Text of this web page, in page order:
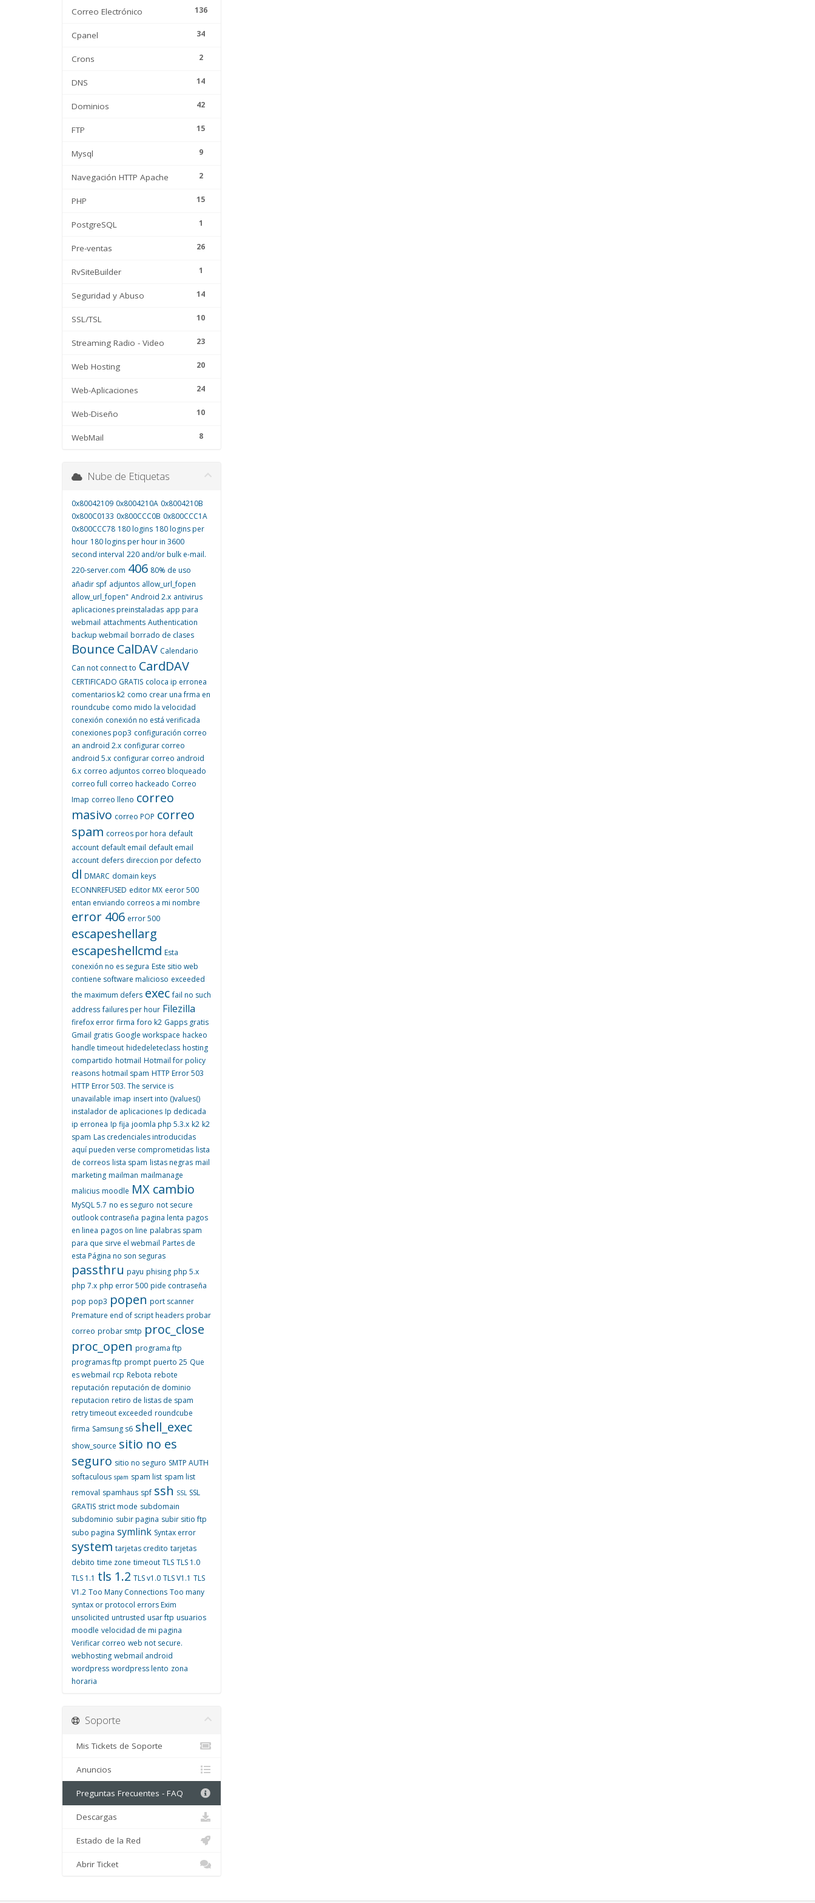
136
Correo Electrónico
34
Cpanel
2
Crons
14
DNS
42
Dominios
15
FTP
9
Mysql
2
Navegación HTTP Apache
15
PHP
1
PostgreSQL
26
Pre-ventas
1
RvSiteBuilder
14
Seguridad y Abuso
10
SSL/TSL
23
Streaming Radio - Video
20
Web Hosting
24
Web-Aplicaciones
10
Web-Diseño
8
WebMail
Nube de Etiquetas
0x80042109 0x8004210A 0x8004210B
0x800C0133 0x800CCC0B 0x800CCC1A
0x800CCC78 180 logins 180 logins per
hour 180 logins per hour in 3600
second interval 220 and/or bulk e-mail.
220-server.com 406 80% de uso
añadir spf adjuntos allow_url_fopen
allow_url_fopen" Android 2.x antivirus
aplicaciones preinstaladas app para
webmail attachments Authentication
backup webmail borrado de clases
Bounce CalDAV Calendario
Can not connect to CardDAV
CERTIFICADO GRATIS coloca ip erronea
comentarios k2 como crear una frma en
roundcube como mido la velocidad
conexión conexión no está verificada
conexiones pop3 configuración correo
an android 2.x configurar correo
android 5.x configurar correo android
6.x correo adjuntos correo bloqueado
correo full correo hackeado Correo
Imap correo lleno correo
masivo correo POP correo
spam correos por hora default
account default email default email
account defers direccion por defecto
dl DMARC domain keys
ECONNREFUSED editor MX eeror 500
entan enviando correos a mi nombre
error 406 error 500
escapeshellarg
escapeshellcmd Esta
conexión no es segura Este sitio web
contiene software malicioso exceeded
the maximum defers exec fail no such
address failures per hour Filezilla
firefox error firma foro k2 Gapps gratis
Gmail gratis Google workspace hackeo
handle timeout hidedeleteclass hosting
compartido hotmail Hotmail for policy
reasons hotmail spam HTTP Error 503
HTTP Error 503. The service is
unavailable imap insert into ()values()
instalador de aplicaciones Ip dedicada
ip erronea Ip fija joomla php 5.3.x k2 k2
spam Las credenciales introducidas
aquí pueden verse comprometidas lista
de correos lista spam listas negras mail
marketing mailman mailmanage
malicius moodle MX cambio
MySQL 5.7 no es seguro not secure
outlook contraseña pagina lenta pagos
en linea pagos on line palabras spam
para que sirve el webmail Partes de
esta Página no son seguras
passthru payu phising php 5.x
php 7.x php error 500 pide contraseña
pop pop3 popen port scanner
Premature end of script headers probar
correo probar smtp proc_close
proc_open programa ftp
programas ftp prompt puerto 25 Que
es webmail rcp Rebota rebote
reputación reputación de dominio
reputacion retiro de listas de spam
retry timeout exceeded roundcube
firma Samsung s6 shell_exec
show_source sitio no es
seguro sitio no seguro SMTP AUTH
softaculous spam spam list spam list
removal spamhaus spf ssh SSL SSL
GRATIS strict mode subdomain
subdominio subir pagina subir sitio ftp
subo pagina symlink Syntax error
system tarjetas credito tarjetas
debito time zone timeout TLS TLS 1.0
TLS 1.1 tls 1.2 TLS v1.0 TLS V1.1 TLS
V1.2 Too Many Connections Too many
syntax or protocol errors Exim
unsolicited untrusted usar ftp usuarios
moodle velocidad de mi pagina
Verificar correo web not secure.
webhosting webmail android
wordpress wordpress lento zona
horaria
Soporte
Mis Tickets de Soporte
Anuncios
Preguntas Frecuentes - FAQ
Descargas
Estado de la Red
Abrir Ticket